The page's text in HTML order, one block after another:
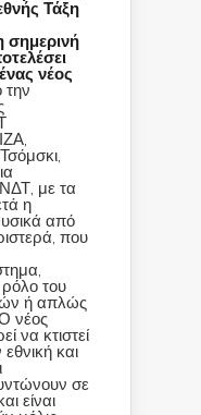
Τάξη
σημερινή
νέος
την
με τα
η
από
που
του
ή απλώς
νέος
να κτιστεί
και
σε
είναι